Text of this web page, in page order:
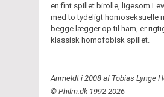
en fint spillet birolle, ligesom
med to tydeligt homoseksuelle
begge lægger op til ham, er
klassisk homofobisk spillet.
Anmeldt i 2008 af Tobias Lynge
© Philm.dk 1992-2026